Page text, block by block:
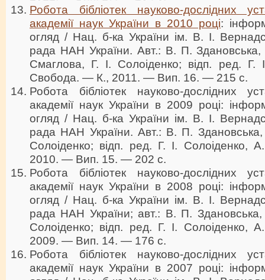
Робота бібліотек науково-дослідних
академії наук України в 2010 році:
огляд / Нац. б-ка України ім. В. І.
рада НАН України. Авт.: В. П.
Смаглова, Г. І. Солоіденко; відп. ред. Г.
Свобода. — К., 2011. — Вип. 16. — 215 с.
Робота бібліотек науково-дослідних
академії наук України в 2009 році:
огляд / Нац. б-ка України ім. В. І.
рада НАН України. Авт.: В. П.
Солоіденко; відп. ред. Г. І.
2010. — Вип. 15. — 202 с.
Робота бібліотек науково-дослідних
академії наук України в 2008 році:
огляд / Нац. б-ка України ім. В. І.
рада НАН України; авт.: В. П.
Солоіденко; відп. ред. Г. І.
2009. — Вип. 14. — 176 с.
Робота бібліотек науково-дослідних
академії наук України в 2007 році: